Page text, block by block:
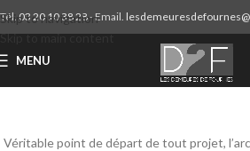
Skip to navigation
Skip to main content
Tél. 03 20 10 38 28- Email.
MENU
Véritable point de départ de tout projet,